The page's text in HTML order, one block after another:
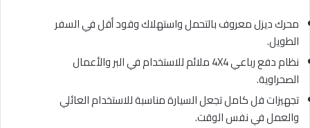
محرك ديزل معروف بالتحمل واستهلاك وقود أقل في السفر
الطويل.
نظام دفع رباعي 4X4 ملائم للاستخدام في البر والأعمال
الصحراوية.
تجهيزات فل كامل تجعل السيارة مناسبة للاستخدام العائلي
والعمل في نفس الوقت.